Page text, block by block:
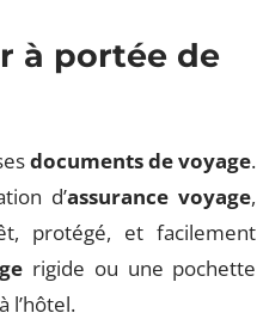
à portée de
documents de voyage.
d’assurance voyage,
protégé, et facilement
rigide ou une pochette
l’hôtel.